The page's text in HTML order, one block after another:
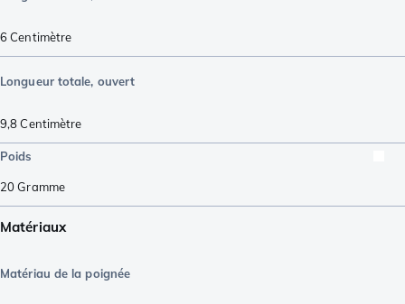
6Centimètre
Longueur totale, ouvert
9,8Centimètre
Poids
20Gramme
Matériaux
Matériau de la poignée